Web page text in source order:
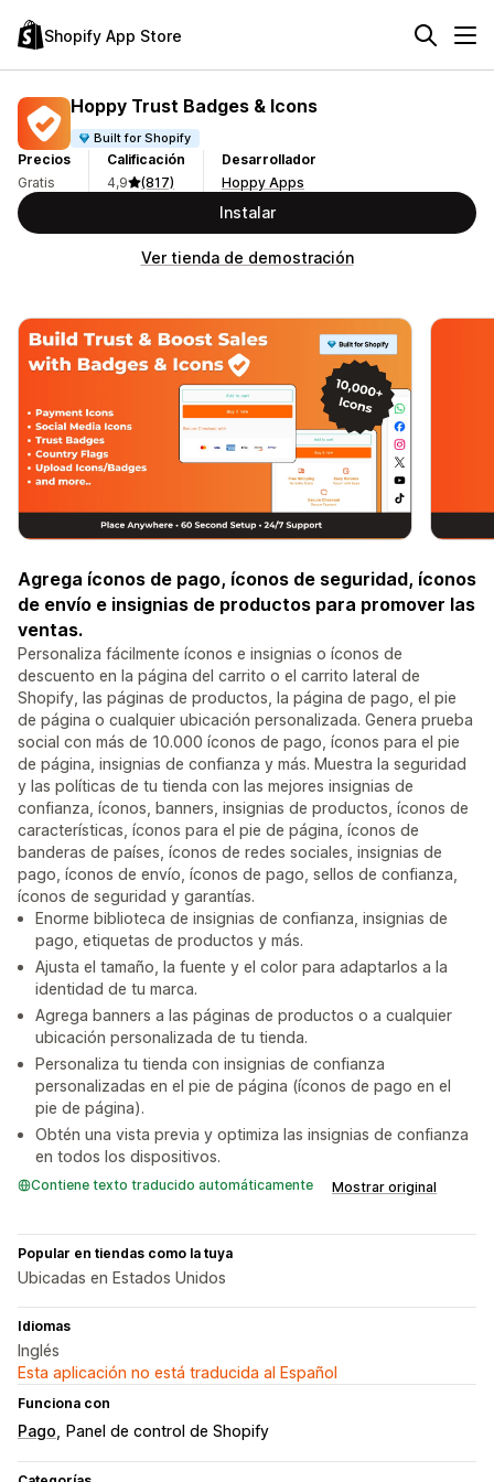
Shopify App Store
Hoppy Trust Badges & Icons
Built for Shopify
Precios
Gratis
Calificación
4,9
(817)
Desarrollador
Hoppy Apps
Instalar
Ver tienda de demostración
Agrega íconos de pago, íconos de seguridad, íconos
de envío e insignias de productos para promover las
ventas.
Personaliza fácilmente íconos e insignias o íconos de
descuento en la página del carrito o el carrito lateral de
Shopify, las páginas de productos, la página de pago, el pie
de página o cualquier ubicación personalizada. Genera prueba
social con más de 10.000 íconos de pago, íconos para el pie
de página, insignias de confianza y más. Muestra la seguridad
y las políticas de tu tienda con las mejores insignias de
confianza, íconos, banners, insignias de productos, íconos de
características, íconos para el pie de página, íconos de
banderas de países, íconos de redes sociales, insignias de
pago, íconos de envío, íconos de pago, sellos de confianza,
íconos de seguridad y garantías.
Enorme biblioteca de insignias de confianza, insignias de
pago, etiquetas de productos y más.
Ajusta el tamaño, la fuente y el color para adaptarlos a la
identidad de tu marca.
Agrega banners a las páginas de productos o a cualquier
ubicación personalizada de tu tienda.
Personaliza tu tienda con insignias de confianza
personalizadas en el pie de página (íconos de pago en el
pie de página).
Obtén una vista previa y optimiza las insignias de confianza
en todos los dispositivos.
Contiene texto traducido automáticamente Mostrar original
Popular en tiendas como la tuya
Ubicadas en Estados Unidos
Idiomas
Inglés
Esta aplicación no está traducida al Español
Funciona con
Pago Panel de control de Shopify